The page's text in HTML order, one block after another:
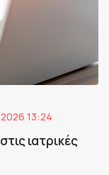
13:24
ιατρικές